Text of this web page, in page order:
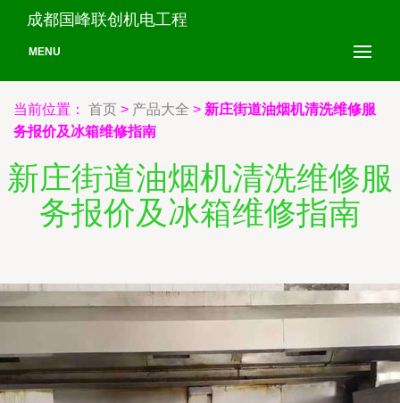
成都国峰联创机电工程
MENU
当前位置： 首页 > 产品大全 > 新庄街道油烟机清洗维修服
务报价及冰箱维修指南
新庄街道油烟机清洗维修服
务报价及冰箱维修指南